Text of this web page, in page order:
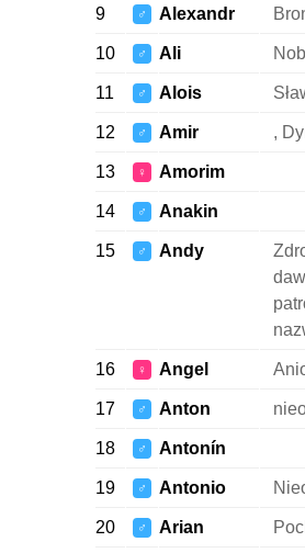
9 ♂ Alexandr
10 ♂ Ali
11 ♂ Alois
12 ♂ Amir ,
13 ♀ Amorim
14 ♂ Anakin
15 ♂ Andy
16 ♀ Angel
17 ♂ Anton
18 ♂ Antonín
19 ♂ Antonio
20 ♂ Arian